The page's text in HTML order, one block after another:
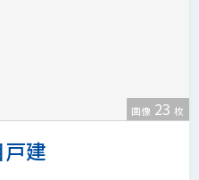
建
画像 23 枚